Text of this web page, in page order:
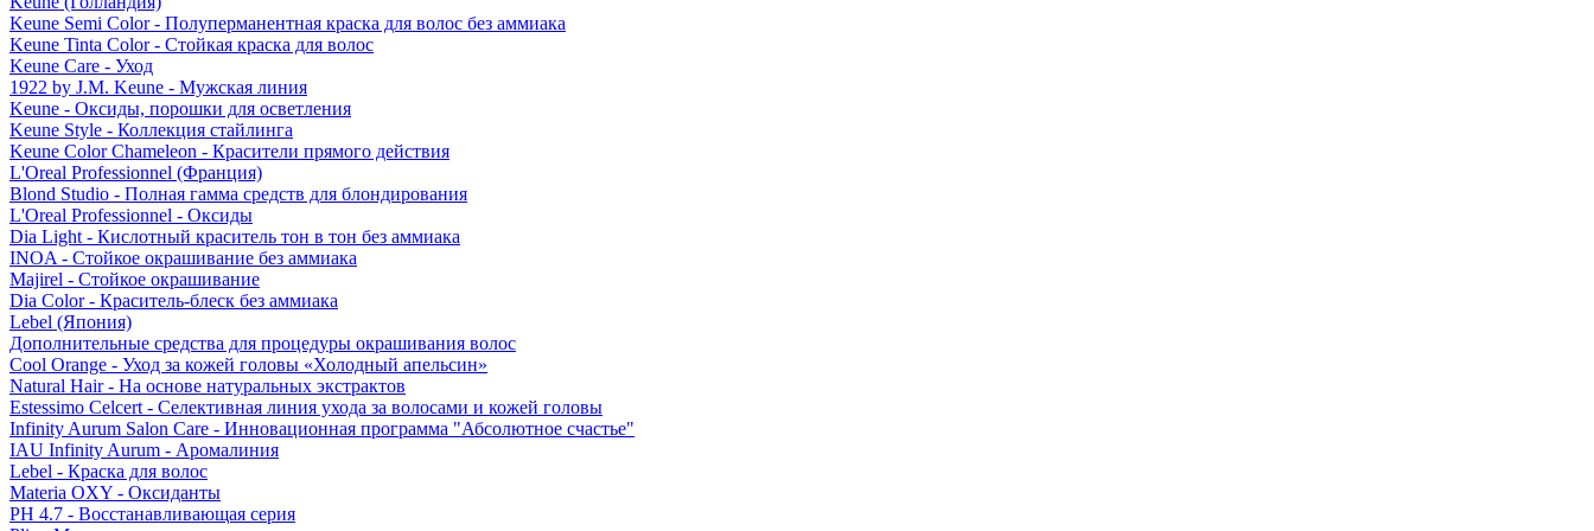
Keune Semi Color - Полуперманентная краска для волос без аммиака
Keune Tinta Color - Стойкая краска для волос
Keune Care - Уход
1922 by J.M. Keune - Мужская линия
Keune - Оксиды, порошки для осветления
Keune Style - Коллекция стайлинга
Keune Color Chameleon - Красители прямого действия
L'Oreal Professionnel (Франция)
Blond Studio - Полная гамма средств для блондирования
L'Oreal Professionnel - Оксиды
Dia Light - Кислотный краситель тон в тон без аммиака
INOA - Стойкое окрашивание без аммиака
Majirel - Стойкое окрашивание
Dia Color - Краситель-блеск без аммиака
Lebel (Япония)
Дополнительные средства для процедуры окрашивания волос
Cool Orange - Уход за кожей головы «Холодный апельсин»
Natural Hair - На основе натуральных экстрактов
Estessimo Celcert - Селективная линия ухода за волосами и кожей головы
Infinity Aurum Salon Care - Инновационная программа "Абсолютное счастье"
IAU Infinity Aurum - Аромалиния
Lebel - Краска для волос
Materia OXY - Оксиданты
PH 4.7 - Восстанавливающая серия